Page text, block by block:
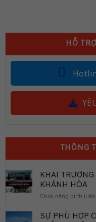
HỖ
THÔNG
KHAI
KHÁNH HÒA
Chức năng bình
SỰ PHÙ HỢP